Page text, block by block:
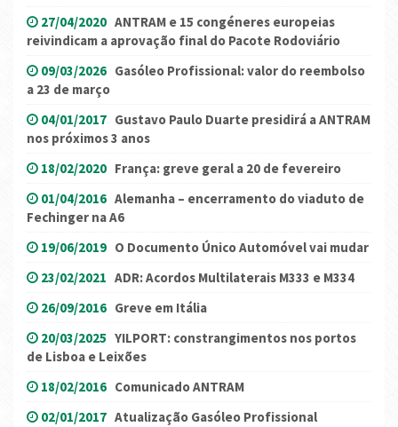
27/04/2020 ANTRAM e 15 congéneres europeias
reivindicam a aprovação final do Pacote Rodoviário
09/03/2026 Gasóleo Profissional: valor do reembolso
a 23 de março
04/01/2017 Gustavo Paulo Duarte presidirá a ANTRAM
nos próximos 3 anos
18/02/2020 França: greve geral a 20 de fevereiro
01/04/2016 Alemanha – encerramento do viaduto de
Fechinger na A6
19/06/2019 O Documento Único Automóvel vai mudar
23/02/2021 ADR: Acordos Multilaterais M333 e M334
26/09/2016 Greve em Itália
20/03/2025 YILPORT: constrangimentos nos portos
de Lisboa e Leixões
18/02/2016 Comunicado ANTRAM
02/01/2017 Atualização Gasóleo Profissional